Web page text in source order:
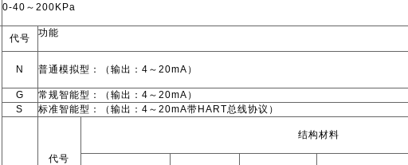
0-40～200KPa
代号 功能
N 普通模拟型：（输出：4 ～ 20mA）
G 常规智能型：（输出：4 ～ 20mA）
S
标准智能型：（输出：4 ～ 20mA带HART总线协议）
代号
结构材料